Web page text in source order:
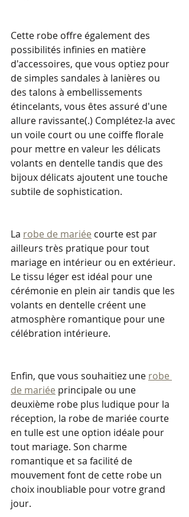
Cette robe offre également des
possibilités infinies en matière
d'accessoires, que vous optiez pour
de simples sandales à lanières ou
des talons à embellissements
étincelants, vous êtes assuré d'une
allure ravissante(.) Complétez-la avec
un voile court ou une coiffe florale
pour mettre en valeur les délicats
volants en dentelle tandis que des
bijoux délicats ajoutent une touche
subtile de sophistication.
La robe de mariée courte est par
ailleurs très pratique pour tout
mariage en intérieur ou en extérieur.
Le tissu léger est idéal pour une
cérémonie en plein air tandis que les
volants en dentelle créent une
atmosphère romantique pour une
célébration intérieure.
Enfin, que vous souhaitiez une robe
de mariée principale ou une
deuxième robe plus ludique pour la
réception, la robe de mariée courte
en tulle est une option idéale pour
tout mariage. Son charme
romantique et sa facilité de
mouvement font de cette robe un
choix inoubliable pour votre grand
jour.